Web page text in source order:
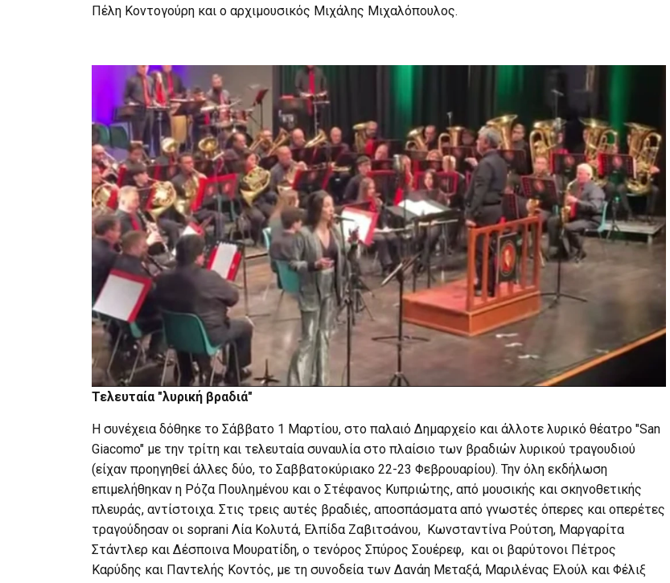
Πέλη Κοντογούρη και ο αρχιμουσικός Μιχάλης Μιχαλόπουλος.
Τελευταία "λυρική βραδιά"
Η συνέχεια δόθηκε το Σάββατο 1 Μαρτίου, στο παλαιό Δημαρχείο και άλλοτε λυρικό θέατρο "San
Giacomo" με την τρίτη και τελευταία συναυλία στο πλαίσιο των βραδιών λυρικού τραγουδιού
(είχαν προηγηθεί άλλες δύο, το Σαββατοκύριακο 22-23 Φεβρουαρίου). Την όλη εκδήλωση
επιμελήθηκαν η Ρόζα Πουλημένου και ο Στέφανος Κυπριώτης, από μουσικής και σκηνοθετικής
πλευράς, αντίστοιχα. Στις τρεις αυτές βραδιές, αποσπάσματα από γνωστές όπερες και οπερέτες
τραγούδησαν οι soprani Λία Κολυτά, Ελπίδα Ζαβιτσάνου, Κωνσταντίνα Ρούτση, Μαργαρίτα
Στάντλερ και Δέσποινα Μουρατίδη, ο τενόρος Σπύρος Σουέρεφ, και οι βαρύτονοι Πέτρος
Καρύδης και Παντελής Κοντός, με τη συνοδεία των Δανάη Μεταξά, Μαριλένας Ελούλ και Φέλιξ